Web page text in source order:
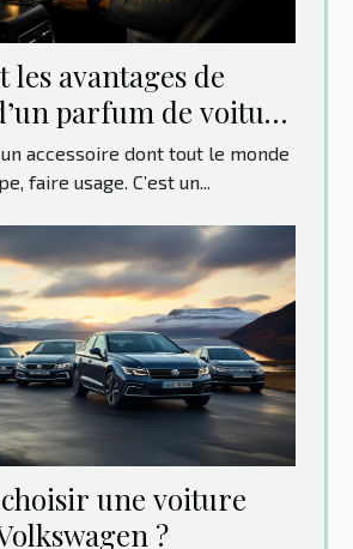
les avantages de
parfum de voiture
accessoire dont tout le monde
faire usage. C’est un...
une voiture
?